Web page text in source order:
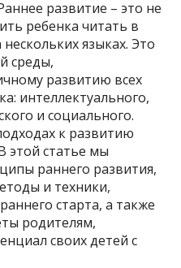
развитие – это не
ребенка читать в
языках. Это
среды,
развитию всех
интеллектуального,
и социального.
к развитию
этой статье мы
раннего развития,
и техники,
старта, а также
родителям,
своих детей с